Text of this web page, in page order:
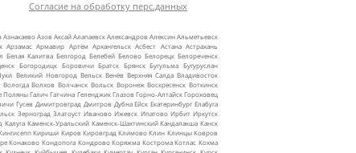
Согласие на обработку перс.данных
АзнакаевоАзовАксайАлапаевскАлександровАлексинАльметьевск
Арзамас Армавир Артём Архангельск Асбест Астана Астрахань
Белая Калитва Белгород Белебей Белово Белорецк Белореченск
Богородицк Боровичи Братск Брянск Бугульма Бугуруслан
Великий Новгород Вельск Венёв Верхняя Салда Владивосток
Вологда Волхов Волчанск Вольск Воронеж Воскресенск Воткинск
Поляны Галич Гатчина Геленджик Глазов Горно‑АлтайскГороховец
Гусев Димитровград Дмитров Дубна Ейск Екатеринбург Елабуга
Зерноград Златоуст Иваново Ижевск Ипатово Ирбит Иркутск
Калуга Каменск‑Уральский Каменск‑Шахтинский Кандалакша Канск
Кириши Киров Кировград Климово Клин Клинцы Ковров
Конаково Кондопога Кондрово Коряжма Кострома Котлас Кохма